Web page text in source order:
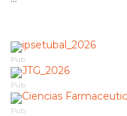
Pub
Pub
Pub